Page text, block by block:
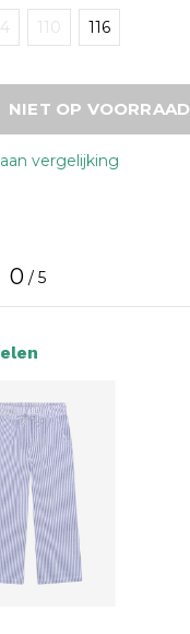
110 116
NIET OP VOORRAAD
vergelijking
0 / 5